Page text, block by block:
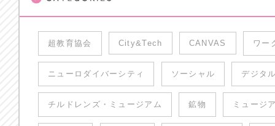
超教育協会 City&Tech CANVAS ワー
ニューロダイバーシティ ソーシャル デジタ
チルドレンズ・ミュージアム 鉱物 ミュージ